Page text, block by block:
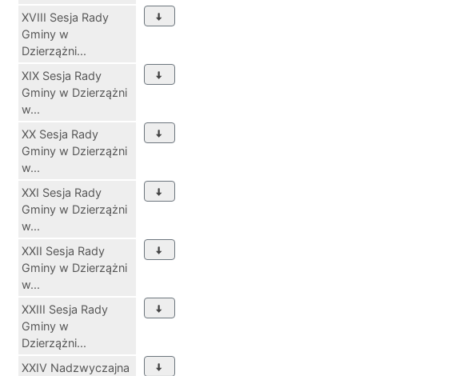
XVIII Sesja Rady
Gminy w
Dzierzążni...
XIX Sesja Rady
Gminy w Dzierzążni
w...
XX Sesja Rady
Gminy w Dzierzążni
w...
XXI Sesja Rady
Gminy w Dzierzążni
w...
XXII Sesja Rady
Gminy w Dzierzążni
w...
XXIII Sesja Rady
Gminy w
Dzierzążni...
XXIV Nadzwyczajna